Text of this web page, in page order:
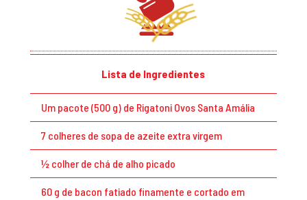
Lista de Ingredientes
Um pacote (500 g) de Rigatoni Ovos Santa Amália
7 colheres de sopa de azeite extra virgem
½ colher de chá de alho picado
60 g de bacon fatiado finamente e cortado em